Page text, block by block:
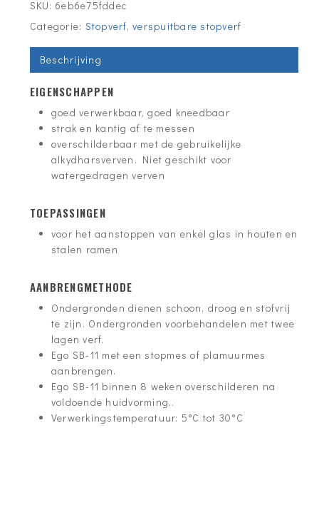
SKU: 6eb6e75fddec
Categorie: Stopverf, verspuitbare stopverf
Beschrijving
EIGENSCHAPPEN
goed verwerkbaar, goed kneedbaar
strak en kantig af te messen
overschilderbaar met de gebruikelijke
alkydharsverven. Niet geschikt voor
watergedragen verven
TOEPASSINGEN
voor het aanstoppen van enkel glas in houten en
stalen ramen
AANBRENGMETHODE
Ondergronden dienen schoon, droog en stofvrij
te zijn. Ondergronden voorbehandelen met twee
lagen verf.
Ego SB-11 met een stopmes of plamuurmes
aanbrengen.
Ego SB-11 binnen 8 weken overschilderen na
voldoende huidvorming..
Verwerkingstemperatuur: 5°C tot 30°C